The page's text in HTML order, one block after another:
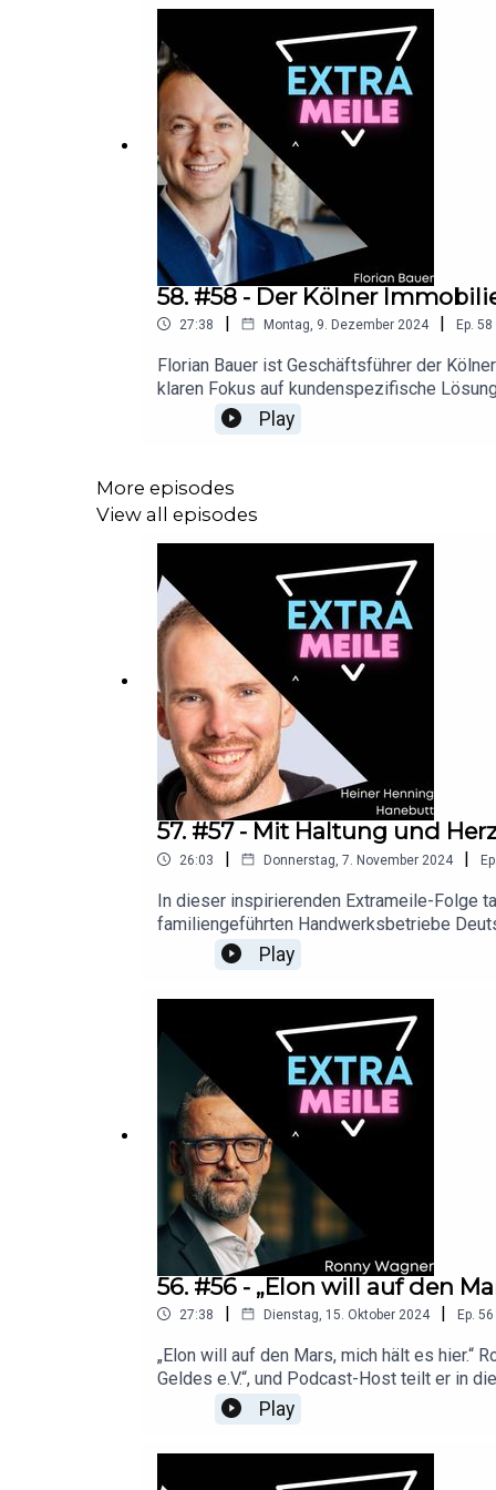
58. #58 - Der Kölner
27:38 | Montag, 9. Dezember 2024 | Ep. 58
Florian Bauer ist Geschäftsführer der
klaren Fokus auf kundenspezifische
ganzheitliches Beratungskonzept – von
der heutigen Folge spricht Florian Bauer
erklärt seinen persönlichen Anspruch
ehrliches Arbeitsumfeld schafft und
für Kompetenz und persönliche
Jahre und die mögliche Zukunft der
https://www.linkedin.com/in/investment-
Play
More episodes
View all episodes
57. #57 - Mit Haltung und
26:03 | Donnerstag, 7. November 2024 | Ep.
In dieser inspirierenden Extrameile-Folge
familiengeführten Handwerksbetriebe
Geschäftsführung, teilt seine Vision für
Jahrhundert Tradition.-Du hast den
Play
56. #56 - „Elon will auf den
27:38 | Dienstag, 15. Oktober 2024 | Ep. 56
„Elon will auf den Mars, mich hält es hier.“
Geldes e.V.“, und Podcast-Host teilt er in
internationalen Geldmärkte, erklärt das
tiefgreifend politische und
aber auch von immer wiederkehrenden
Play